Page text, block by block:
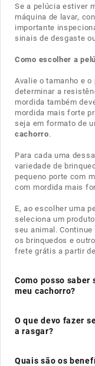
Se a pelúcia estiver
máquina de lavar,
importante
sinais de desgaste
Como escolher a
Avalie o tamanho e
determinar a
mordida também
mordida mais forte
seja em formato de
cachorro.
Para cada uma
variedade de
pequeno porte com
com mordida mais
E, ao escolher uma
seleciona um
seu animal.
os brinquedos e
frete grátis a partir
Como posso saber
meu cachorro?
Para saber se
cachorro,
mordida do
O que devo fazer
a rasgar?
Se a pelúcia do
Quais são os